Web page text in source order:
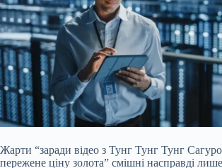
Жарти “заради відео з Тунг Тунг Тунг
пережене ціну золота” смішні насправді